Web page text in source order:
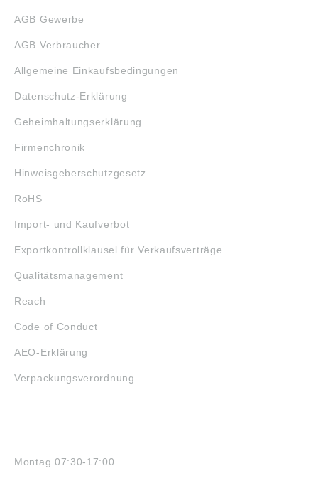
AGB Gewerbe
AGB Verbraucher
Allgemeine Einkaufsbedingungen
Datenschutz-Erklärung
Geheimhaltungserklärung
Firmenchronik
Hinweisgeberschutzgesetz
RoHS
Import- und Kaufverbot
Exportkontrollklausel für Verkaufsverträge
Qualitätsmanagement
Reach
Code of Conduct
AEO-Erklärung
Verpackungsverordnung
Montag 07:30-17:00